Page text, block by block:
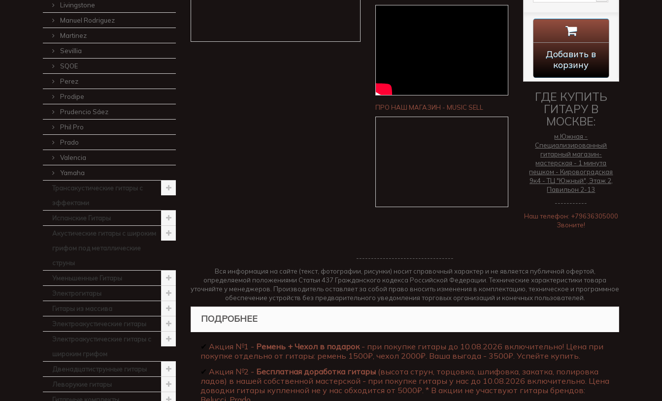
Livingstone
Manuel Rodriguez
Martinez
Sevillia
SQOE
Perez
Prodipe
Prudencio‏ ‎Sáez
Phil Pro
Prado
Valencia
Yamaha
Трансакустические гитары с
эффектами
Испанские Гитары
Акустические гитары с широким
грифом под металлические
струны
Уменьшенные Гитары
Электрогитары
Гитары из массива
Электроакустические гитары
Электроакустические гитары с
широким грифом
Двенадцатиструнные гитары
Леворукие гитары
Гитарные комплекты
ПРО НАШ МАГАЗИН - MUSIC SELL
Добавить в
корзину
ГДЕ КУПИТЬ
ГИТАРУ В
МОСКВЕ:
м.Южная -
Специализированный
гитарный магазин-
мастерская - 1 минута
пешком - Кировоградская
9к4 - ТЦ "Южный", Этаж 2,
Павильон 2-13
-----------
Наш телефон: +79636305000
Звоните!
---------------------------------
Вся информация на сайте (текст, фотографии, рисунки) носит справочный характер и не является публичной офертой,
определяемой положениями Статьи 437 Гражданского кодекса Российской Федерации. Технические характеристики товара
уточняйте у менеджеров. Производитель оставляет за собой право вносить изменения в комплектацию, техническое и программное
обеспечение устройств без предварительного уведомления торговых организаций и конечных пользователей.
ПОДРОБНЕЕ
✔ Акция №1 - Ремень + Чехол в подарок- при покупке гитары до 10.08.2026 включительно! Цена при
покупке отдельно от гитары: ремень 1500₽, чехол 2000₽. Ваша выгода - 3500₽. Успейте купить.
✔ Акция №2 - Бесплатная доработка гитары (высота струн, торцовка, шлифовка, закатка, полировка
ладов) в нашей собственной мастерской - при покупке гитары у нас до 10.08.2026 включительно. Цена
доводки гитары купленной не у нас обходится от 5000₽. * В акции не участвуют гитары брендов: